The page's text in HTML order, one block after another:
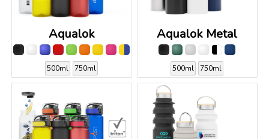
Aqualok
500ml 750ml
Aqualok Metal
500ml 750ml